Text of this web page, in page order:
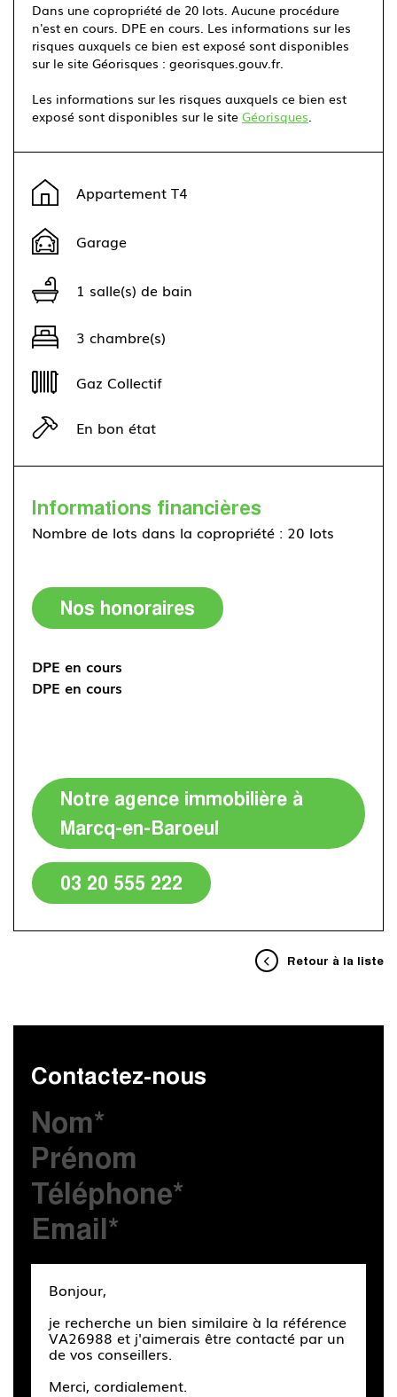
Contactez-nous
Dans une copropriété de 20 lots. Aucune procédure
n'est en cours. DPE en cours. Les informations sur les
risques auxquels ce bien est exposé sont disponibles
sur le site Géorisques : georisques.gouv.fr.
Les informations sur les risques auxquels ce bien est
exposé sont disponibles sur le site Géorisques.
+
−
Appartement T4
Garage
1 salle(s) de bain
3 chambre(s)
Gaz Collectif
En bon état
Informations financières
Nombre de lots dans la copropriété : 20 lots
Nos honoraires
DPE en cours
DPE en cours
Notre agence immobilière à
Marcq-en-Baroeul
03 20 555 222
Retour à la liste